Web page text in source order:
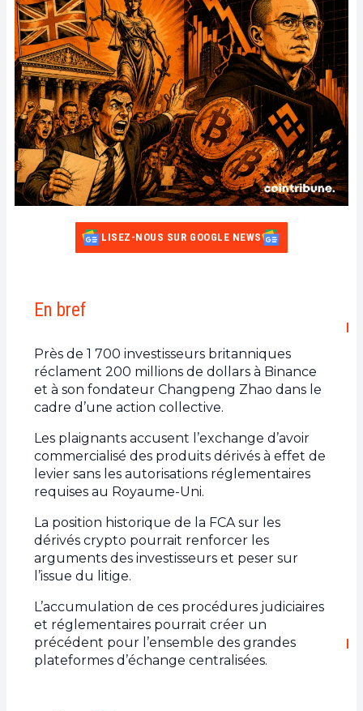
LISEZ-NOUS SUR GOOGLE NEWS
En bref
Près de 1 700 investisseurs britanniques
réclament 200 millions de dollars à Binance
et à son fondateur Changpeng Zhao dans le
cadre d’une action collective.
Les plaignants accusent l’exchange d’avoir
commercialisé des produits dérivés à effet de
levier sans les autorisations réglementaires
requises au Royaume-Uni.
La position historique de la FCA sur les
dérivés crypto pourrait renforcer les
arguments des investisseurs et peser sur
l’issue du litige.
L’accumulation de ces procédures judiciaires
et réglementaires pourrait créer un
précédent pour l’ensemble des grandes
plateformes d’échange centralisées.